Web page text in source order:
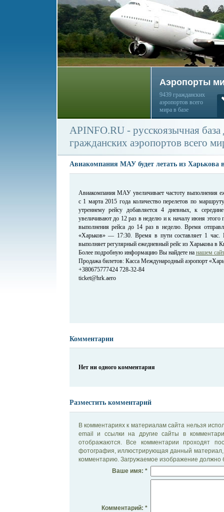
Аэропорты
9439 гражданских
аэропортов всего
мира в базе
APINFO.RU - русскоязычная
гражданских аэропортов всего
Авиакомпания МАУ будет летать из Харькова
Авиакомпания МАУ увеличивает частоту выполнения
с 1 марта 2015 года количество перелетов по
утреннему рейсу добавляется 4 дневных, к
увеличивают до 12 раз в неделю и к началу июня этого
выполнения рейса до 14 раз в неделю. Время
«Харьков» — 17:30. Время в пути составляет 1 час.
выполняет регулярный ежедневный рейс из Харькова в
Более подробную информацию Вы найдете на нашем
Продажа билетов: Касса Международный аэропорт
+380675777424 728-32-84
ticket@hrk.aero
Комментарии
Нет ни одного комментария
Разместить комментарий
В комментариях к материалам сайта нельзя
email и ссылки на другие сайты в
отображаются. Все комментарии проходят
фотография, иллюстрирующая данный материал,
комментарию. Загружаемое изображение должно
Ваше имя: *
Комментарий: *